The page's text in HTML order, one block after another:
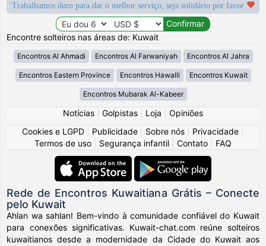
Trabalhamos duro para dar o melhor serviço, seja solidário por favor
Encontre solteiros nas áreas de: Kuwait
Encontros Al Ahmadi Encontros Al Farwaniyah Encontros Al Jahra
Encontros Eastern Province Encontros Hawalli Encontros Kuwait
Encontros Mubarak Al-Kabeer
Notícias Golpistas Loja
Opiniões
Cookies e LGPD
Publicidade Sobre nós Privacidade
Termos de uso
Segurança infantil Contato FAQ
Rede de Encontros Kuwaitiana Grátis – Conecte
pelo Kuwait
Ahlan wa sahlan! Bem-vindo à comunidade confiável do Kuwait
para conexões significativas. Kuwait-chat.com reúne solteiros
kuwaitianos desde a modernidade da Cidade do Kuwait aos